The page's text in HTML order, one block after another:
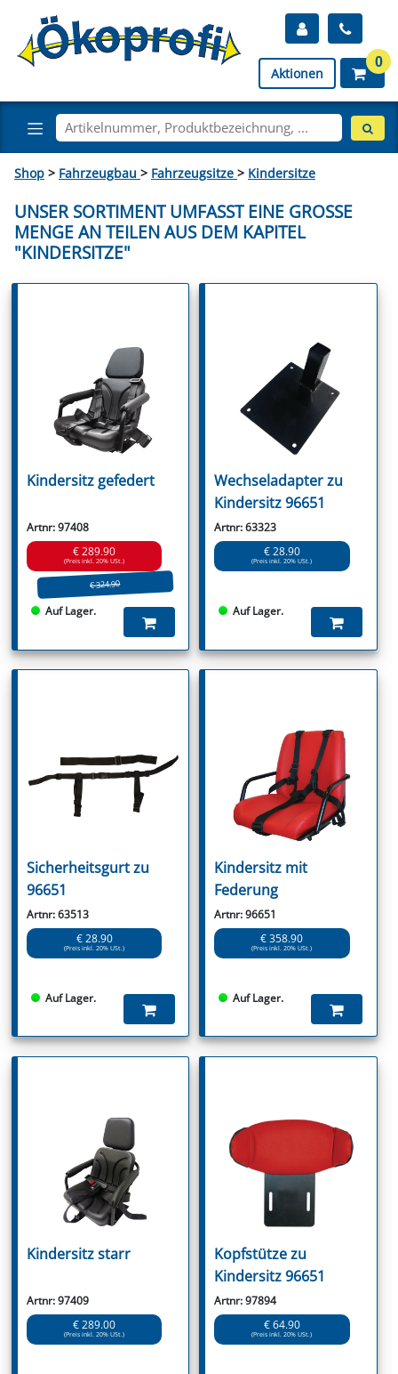
Aktionen
0
Shop > Fahrzeugbau > Fahrzeugsitze > Kindersitze
UNSER SORTIMENT UMFASST EINE GROSSE M
ENGE AN TEILEN AUS DEM KAPITEL "
KINDERSITZE"
Kindersitz gefedert
Artnr: 97408
€ 289.90
(Preis inkl. 20% USt.)
€ 324.90
Auf Lager.
Wechseladapter zu
Kindersitz 96651
Artnr: 63323
€ 28.90
(Preis inkl. 20% USt.)
Auf Lager.
Sicherheitsgurt zu
96651
Artnr: 63513
€ 28.90
(Preis inkl. 20% USt.)
Auf Lager.
Kindersitz mit
Federung
Artnr: 96651
€ 358.90
(Preis inkl. 20% USt.)
Auf Lager.
Kindersitz starr
Artnr: 97409
€ 289.00
(Preis inkl. 20% USt.)
Kopfstütze zu
Kindersitz 96651
Artnr: 97894
€ 64.90
(Preis inkl. 20% USt.)